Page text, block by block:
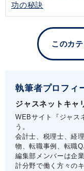
功の秘訣
このカ
執筆者プロフィ
ジャスネットキャ
WEBサイト『ジャス
う。
会計士、税理士、経
物、転職事例、転職
編集部メンバーは企
計分野で働く方々の